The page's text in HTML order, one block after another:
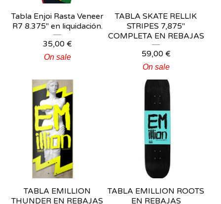
Tabla Enjoi Rasta Veneer
R7 8.375" en liquidación.
35,00 €
On sale
TABLA SKATE RELLIK
STRIPES 7,875"
COMPLETA EN REBAJAS
59,00 €
On sale
TABLA EMILLION
THUNDER EN REBAJAS
TABLA EMILLION ROOTS
EN REBAJAS